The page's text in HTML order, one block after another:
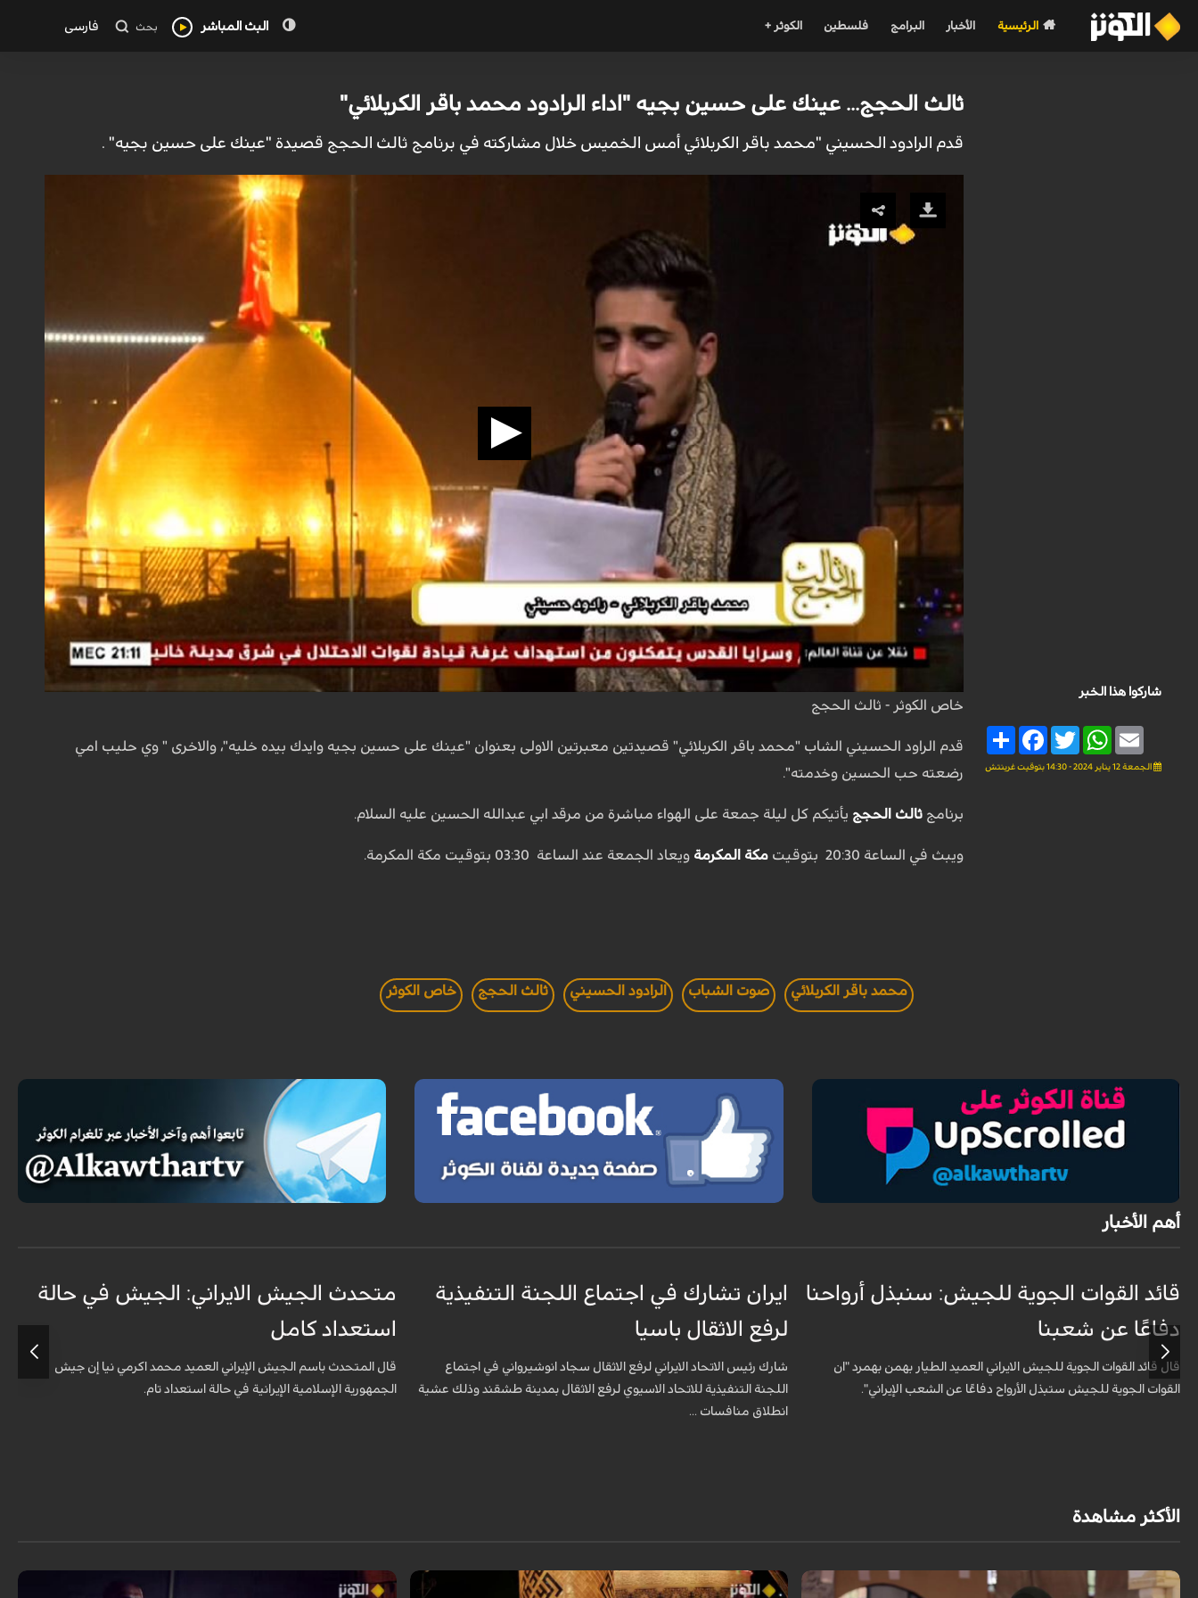
الرئيسية الأخبار البرامج فلسطين الكوثر + البث المباشر بحث فارسی
شاركوا هذا الخبر
Share
FacebookTwitter
WhatsAppEmail
الجمعة 12 يناير 2024 - 14:30 بتوقيت غرينتش
ثالث الحجج... عينك على حسين بجيه "اداء الرادود محمد باقر الكربلائي"
قدم الرادود الحسيني "محمد باقر الكربلائي أمس الخميس خلال مشاركته في برنامج ثالث الحجج قصيدة "عينك على حسين بجيه" .
خاص الكوثر - ثالث الحجج
قدم الراود الحسيني الشاب "محمد باقر الكربلائي" قصيدتين معبرتين الاولى بعنوان "عينك على حسين بجيه وايدك بيده خليه"، والاخرى " وي حليب امي
رضعته حب الحسين وخدمته".
برنامج ثالث الحجج يأتيكم كل ليلة جمعة على الهواء مباشرة من مرقد ابي عبدالله الحسين عليه السلام.
ويبث في الساعة 20:30 بتوقيت مكة المكرمة ويعاد الجمعة عند الساعة 03:30 بتوقيت مكة المكرمة.
محمد باقر الكربلائي صوت الشباب الرادود الحسيني ثالث الحجج خاص الكوثر
أهم الأخبار
قائد القوات الجوية للجيش: سنبذل أرواحنا
دفاعًا عن شعبنا
قال قائد القوات الجوية للجيش الايراني العميد الطيار بهمن بهمرد "ان
القوات الجوية للجيش ستبذل الأرواح دفاعًا عن الشعب الإيراني".
ايران تشارك في اجتماع اللجنة التنفيذية
لرفع الاثقال باسيا
شارك رئيس الاتحاد الايراني لرفع الاثقال سجاد انوشيرواني في اجتماع
اللجنة التنفيذية للاتحاد الاسيوي لرفع الاثقال بمدينة طشقند وذلك عشية
انطلاق منافسات ...
متحدث الجيش الايراني: الجيش في حالة
استعداد كامل
قال المتحدث باسم الجيش الإيراني العميد محمد اكرمي نيا إن جيش
الجمهورية الإسلامية الإيرانية في حالة استعداد تام.
الأكثر مشاهدة